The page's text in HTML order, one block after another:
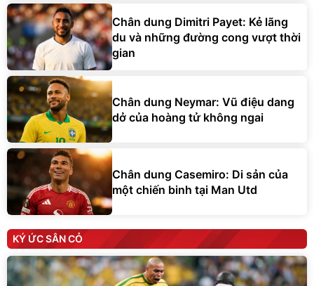
Chân dung Dimitri Payet: Kẻ lãng
du và những đường cong vượt thời
gian
Chân dung Neymar: Vũ điệu dang
dở của hoàng tử không ngai
Chân dung Casemiro: Di sản của
một chiến binh tại Man Utd
KÝ ỨC SÂN CỎ